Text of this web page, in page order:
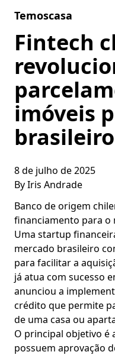
Temoscasa
Fintech
imóveis
8 de julho de 2025
ByIris Andrade
Banco de origem
financiamento para
Uma startup
mercado brasileiro
para facilitar a
já atua com sucesso
anunciou a
crédito que permite
de uma casa ou
O principal objetivo é
possuem aprovação